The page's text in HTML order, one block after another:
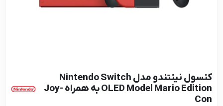
کنسول نینتندو مدل Nintendo Switch
OLED Model Mario Edition به همراه Joy-
Con